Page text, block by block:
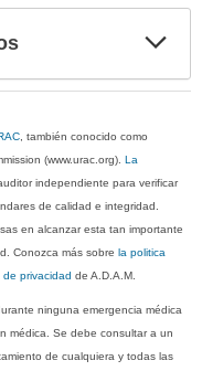
, también conocido como
(www.urac.org).La
independiente para verificar
de calidad e integridad.
en alcanzar esta tan importante
Conozca más sobrela politica
de privacidad de A.D.A.M.
ninguna emergencia médica
médica. Se debe consultar a un
de cualquiera y todas las